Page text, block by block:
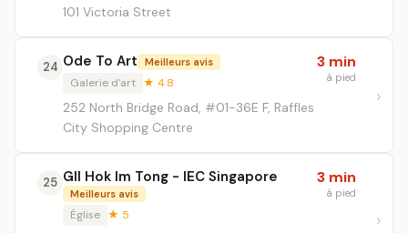
101 Victoria Street
24 Ode To Art Meilleurs avis
Galerie d'art ★ 4.8
252 North Bridge Road, #01-36E F, Raffles
City Shopping Centre
3 min
à pied
25 GII Hok Im Tong - IEC Singapore
Meilleurs avis
Église ★ 5
3 min
à pied